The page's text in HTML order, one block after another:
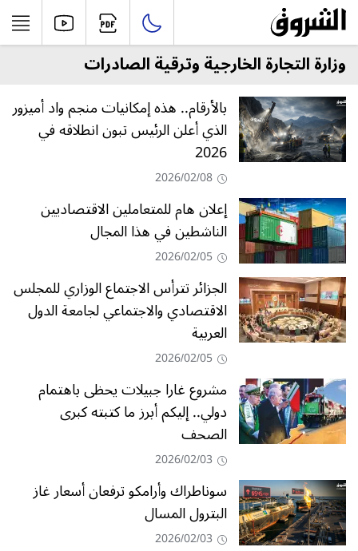
وزارة التجارة الخارجية وترقية الصادرات
بالأرقام.. هذه إمكانيات منجم واد أميزور
الذي أعلن الرئيس تبون انطلاقه في
2026
2026/02/08
إعلان هام للمتعاملين الاقتصاديين
الناشطين في هذا المجال
2026/02/05
الجزائر تترأس الاجتماع الوزاري للمجلس
الاقتصادي والاجتماعي لجامعة الدول
العربية
2026/02/05
مشروع غارا جبيلات يحظى باهتمام
دولي.. إليكم أبرز ما كتبته كبرى
الصحف
2026/02/03
سوناطراك وأرامكو ترفعان أسعار غاز
البترول المسال
2026/02/03